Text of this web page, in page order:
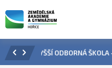
ÚŘEDNÍ HODINY V